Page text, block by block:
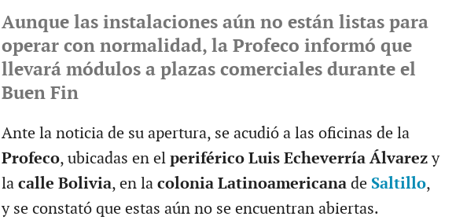
Aunque las instalaciones aún no están listas para
operar con normalidad, la Profeco informó que
llevará módulos a plazas comerciales durante el
Buen Fin
Ante la noticia de su apertura, se acudió a las oficinas de la
Profeco, ubicadas en el periférico Luis Echeverría Álvarezy
la calle Bolivia, en la colonia Latinoamericanade Saltillo,
y se constató que estas aún no se encuentran abiertas.